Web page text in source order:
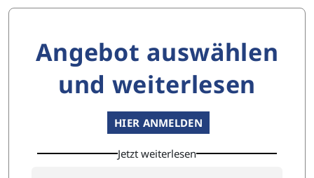
Angebot auswählen
und weiterlesen
HIER ANMELDEN
Jetzt weiterlesen